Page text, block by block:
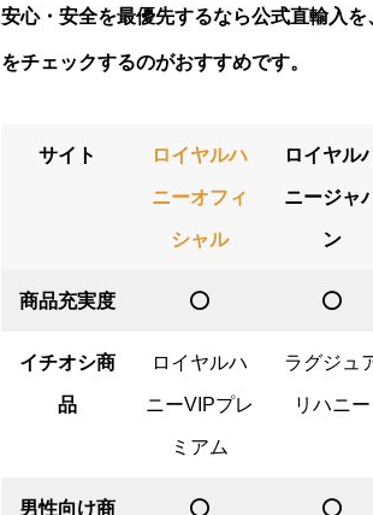
安心・安全を最優先するなら公式直輸入
をチェックするのがおすすめです。
サイト ロイヤルハ
ニーオフィ
シャル
ロイヤル
ニージャ
ン
商品充実度 ⭕️ ⭕️
イチオシ商
品
ロイヤルハ
ニーVIPプレ
ミアム
ラグジュ
リハニー
男性向け商 ⭕️ ⭕️